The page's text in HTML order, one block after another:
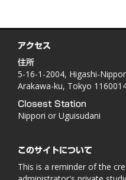
アクセス
住所
5-16-1-2004, Higashi-
Arakawa-ku, Tokyo
Closest Station
Nippori or Uguisudani
このサイトについて
This is a reminder of the